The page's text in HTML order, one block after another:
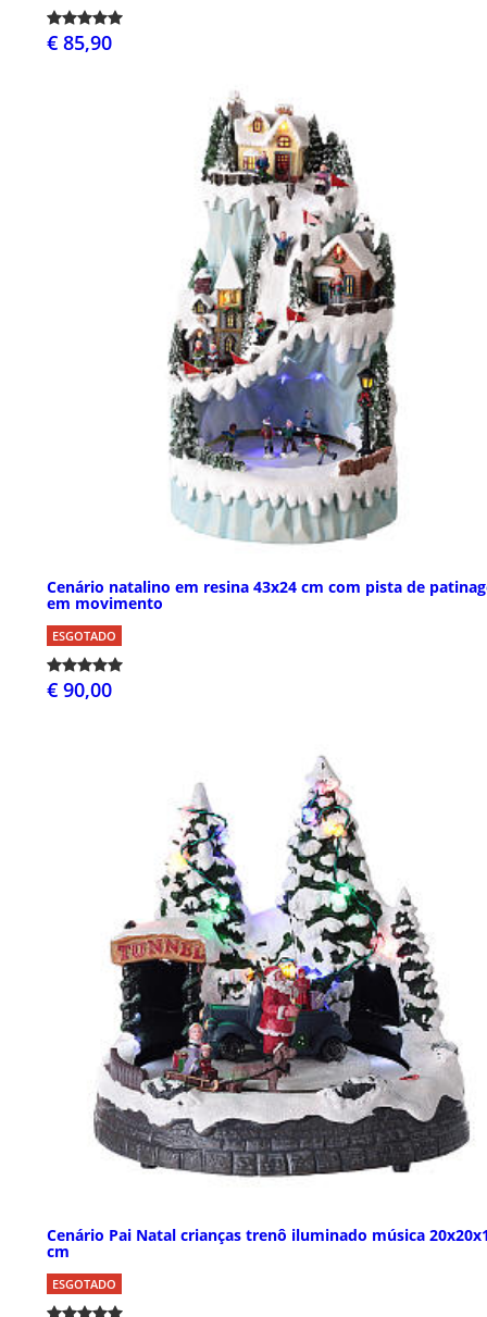
€ 85,90
Cenário natalino em resina 43x24 cm com pista de
em movimento
ESGOTADO
€ 90,00
Cenário Pai Natal crianças trenô iluminado música
cm
ESGOTADO